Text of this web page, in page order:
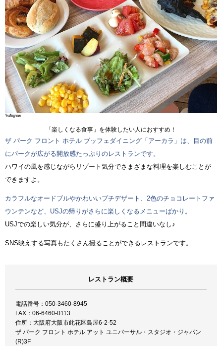
「楽しくなる食事」を体験したい人におすすめ！
ザ パーク フロント ホテル ブッフェダイニング「アーカラ」は、目の前
にパークが広がる開放感たっぷりのレストランです。
ハワイの風を感じながらリゾート気分でさまざまな料理を楽しむことが
できますよ。
カラフルなオードブルやかわいいプチデザート、2色のチョコレートファ
ウンテンなど、USJの帰りがさらに楽しくなるメニューばかり。
USJでの楽しい気分が、さらに盛り上がること間違いなし♪
SNS映えする写真もたくさん撮ることができるレストランです。
レストラン概要
電話番号：050-3460-8945
FAX：06-6460-0113
住所：大阪府大阪市此花区島屋6-2-52
ザ パーク フロント ホテル アット ユニバーサル・スタジオ・ジャパン
(R)3F